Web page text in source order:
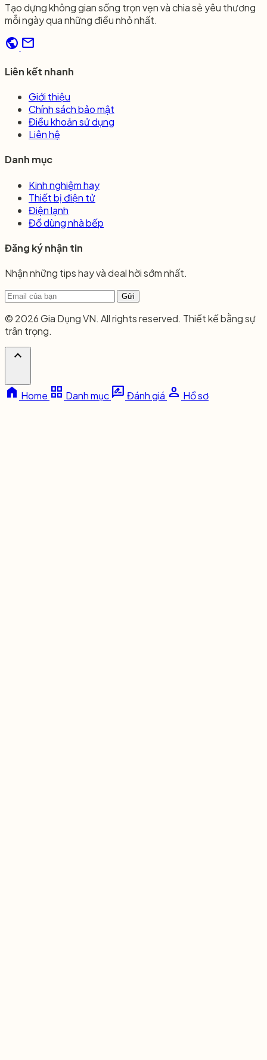
Tạo dựng không gian sống trọn vẹn và chia sẻ yêu thương
mỗi ngày qua những điều nhỏ nhất.
public mail
Liên kết nhanh
Giới thiệu
Chính sách bảo mật
Điều khoản sử dụng
Liên hệ
Danh mục
Kinh nghiệm hay
Thiết bị điện tử
Điện lạnh
Đồ dùng nhà bếp
Đăng ký nhận tin
Nhận những tips hay và deal hời sớm nhất.
Gửi
© 2026 Gia Dụng VN. All rights reserved. Thiết kế bằng sự
trân trọng.
expand_less
home Home grid_view Danh mục rate_review Đánh giá person Hồ sơ